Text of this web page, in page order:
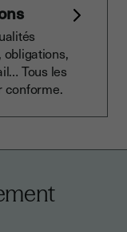
obligations,
Tous les
conforme.